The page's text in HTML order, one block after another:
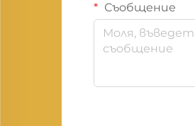
Съобщение